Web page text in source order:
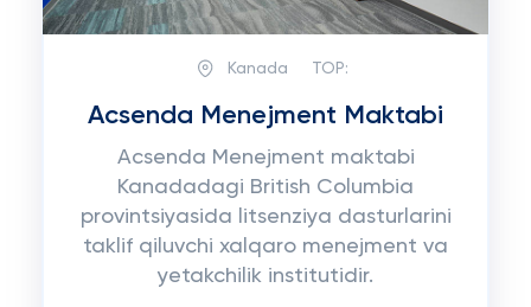
Kanada TOP:
Acsenda Menejment Maktabi
Acsenda Menejment maktabi
Kanadadagi British Columbia
provintsiyasida litsenziya dasturlarini
taklif qiluvchi xalqaro menejment va
yetakchilik institutidir.